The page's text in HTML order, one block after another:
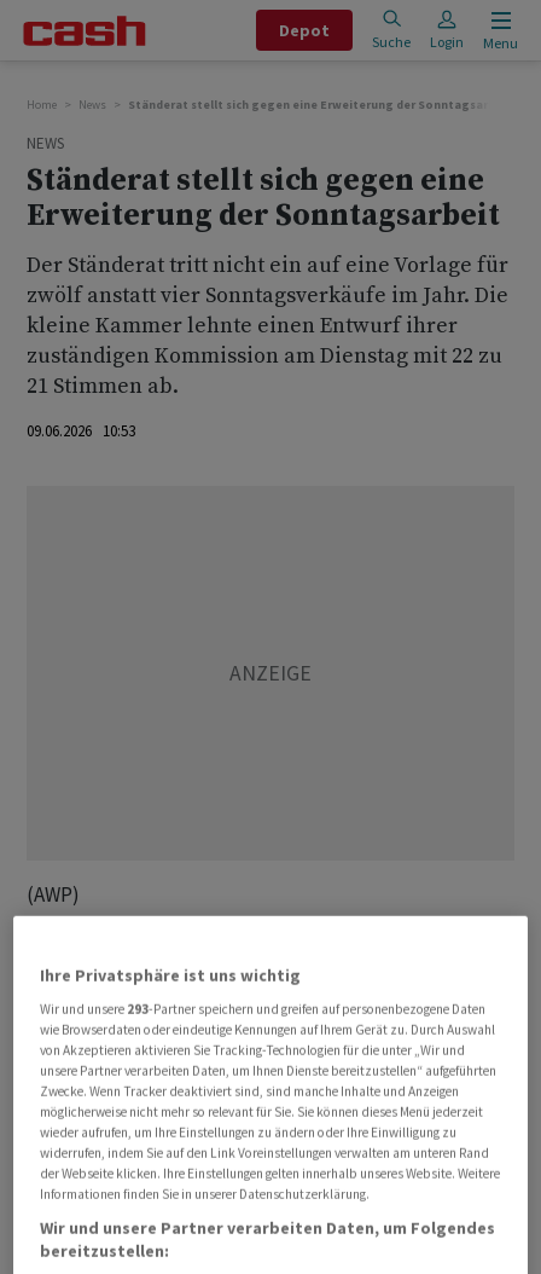
Depot
Suche Login Menu
Home News Ständerat stellt sich gegen eine Erweiterung der Sonntagsarbeit
NEWS
Ständerat stellt sich gegen eine
Erweiterung der Sonntagsarbeit
Der Ständerat tritt nicht ein auf eine Vorlage für
zwölf anstatt vier Sonntagsverkäufe im Jahr. Die
kleine Kammer lehnte einen Entwurf ihrer
zuständigen Kommission am Dienstag mit 22 zu
21 Stimmen ab.
09.06.2026 10:53
(AWP)
Ihre Privatsphäre ist uns wichtig
Wir und unsere 293-Partner speichern und greifen auf personenbezogene Daten
wie Browserdaten oder eindeutige Kennungen auf Ihrem Gerät zu. Durch Auswahl
von Akzeptieren aktivieren Sie Tracking-Technologien für die unter „Wir und
unsere Partner verarbeiten Daten, um Ihnen Dienste bereitzustellen“ aufgeführten
Zwecke. Wenn Tracker deaktiviert sind, sind manche Inhalte und Anzeigen
möglicherweise nicht mehr so relevant für Sie. Sie können dieses Menü jederzeit
wieder aufrufen, um Ihre Einstellungen zu ändern oder Ihre Einwilligung zu
widerrufen, indem Sie auf den Link Voreinstellungen verwalten am unteren Rand
der Webseite klicken. Ihre Einstellungen gelten innerhalb unseres Website. Weitere
Informationen finden Sie in unserer Datenschutzerklärung.
Wir und unsere Partner verarbeiten Daten, um Folgendes
bereitzustellen: